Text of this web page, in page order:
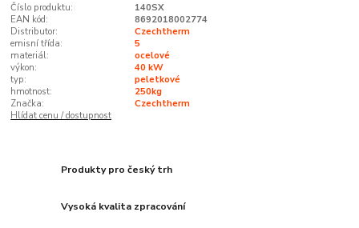
Číslo produktu:
140SX
EAN kód:
8692018002774
Distributor:
Czechtherm
emisní třída:
5
materiál:
ocelové
výkon:
40 kW
typ:
peletkové
hmotnost:
250kg
Značka:
Czechtherm
Hlídat cenu / dostupnost
Produkty pro český trh
Vysoká kvalita zpracování